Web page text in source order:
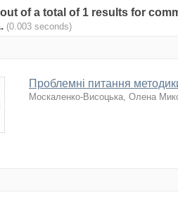
of a total of 1 results for
(0.003 seconds)
Проблемні питання
Москаленко-Висоцька, Олена